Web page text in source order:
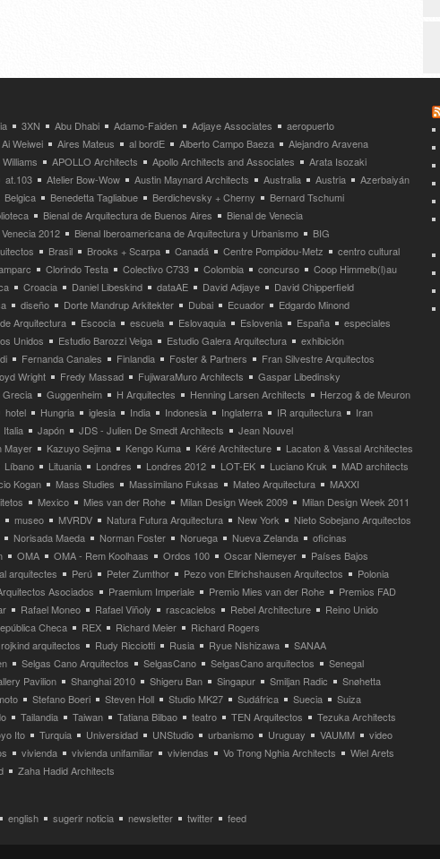
3XN Abu Dhabi Adamo-Faiden Adjaye Associates
aeropuerto
Ai Weiwei Aires Mateus al bordE Alberto Campo Baeza
Alejandro Aravena
APOLLO Architects Apollo Architects and Associates
Arata Isozaki
at.103 Atelier Bow-Wow Austin Maynard Architects Australia Austria
Azerbaiyán
Belgica Benedetta Tagliabue Berdichevsky + Cherny
Bernard Tschumi
Bienal de Arquitectura de Buenos Aires
Bienal de Venecia
2012 Bienal Iberoamericana de Arquitectura y Urbanismo
BIG
Brasil Brooks + Scarpa Canadá Centre Pompidou-Metz
centro cultural
Clorindo Testa Colectivo C733 Colombia concurso
Coop Himmelb(l)au
Croacia Daniel Libeskind dataAE David Adjaye
David Chipperfield
diseño Dorte Mandrup Arkitekter Dubai Ecuador
Edgardo Minond
Arquitectura Escocia escuela Eslovaquia Eslovenia España
especiales
Unidos Estudio Barozzi Veiga Estudio Galera Arquitectura
exhibición
Fernanda Canales Finlandia Foster & Partners
Fran Silvestre Arquitectos
Wright Fredy Massad FujiwaraMuro Architects
Gaspar Libedinsky
Grecia Guggenheim H Arquitectes Henning Larsen Architects
Herzog & de Meuron
hotel Hungria iglesia India Indonesia Inglaterra IR arquitectura
Iran
Italia Japón JDS - Julien De Smedt Architects
Jean Nouvel
Mayer Kazuyo Sejima Kengo Kuma Kéré Architecture
Lacaton & Vassal Architectes
Líbano Lituania Londres Londres 2012 LOT-EK Luciano Kruk
MAD architects
Kogan Mass Studies Massimilano Fuksas Mateo Arquitectura
MAXXI
Mexico Mies van der Rohe Milan Design Week 2009
Milan Design Week 2011
museo MVRDV Natura Futura Arquitectura New York
Nieto Sobejano Arquitectos
Norisada Maeda Norman Foster Noruega Nueva Zelanda
oficinas
OMA OMA - Rem Koolhaas Ordos 100 Oscar Niemeyer
Países Bajos
arquitectes Perú Peter Zumthor Pezo von Ellrichshausen Arquitectos
Polonia
Asociados Praemium Imperiale Premio Mies van der Rohe
Premios FAD
Rafael Moneo Rafael Viñoly rascacielos Rebel Architecture
Reino Unido
Checa REX Richard Meier
Richard Rogers
rojkind arquitectos Rudy Ricciotti Rusia Ryue Nishizawa
SANAA
Selgas Cano Arquitectos SelgasCano SelgasCano arquitectos
Senegal
Pavilion Shanghai 2010 Shigeru Ban Singapur Smiljan Radic
Snøhetta
Stefano Boeri Steven Holl Studio MK27 Sudáfrica Suecia
Suiza
Tailandia Taiwan Tatiana Bilbao teatro TEN Arquitectos
Tezuka Architects
Ito Turquia Universidad UNStudio urbanismo Uruguay VAUMM
video
vivienda vivienda unifamiliar viviendas Vo Trong Nghia Architects
Wiel Arets
Zaha Hadid Architects
english sugerir noticia newsletter twitter feed